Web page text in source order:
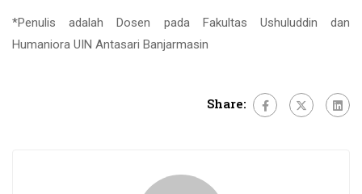
*Penulis adalah Dosen pada Fakultas Ushuluddin dan
Humaniora UIN Antasari Banjarmasin
Share: